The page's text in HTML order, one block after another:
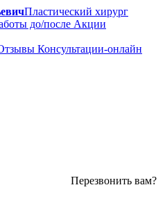
Пластический хирург
до/после Акции
Консультации-онлайн
Перезвонить вам?